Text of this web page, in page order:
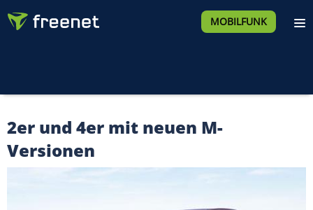
MOBILFUNK
2er und 4er mit neuen M-
Versionen